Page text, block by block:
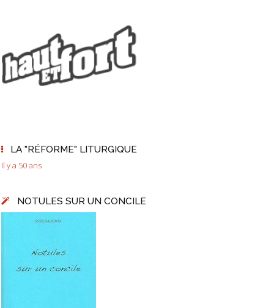
LA "RÉFORME" LITURGIQUE
Il y a 50 ans
NOTULES SUR UN CONCILE